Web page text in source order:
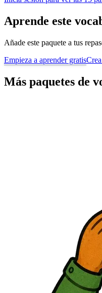
Aprende este
Añade este paquete a tus
Empieza a aprender gratis
Más paquetes de